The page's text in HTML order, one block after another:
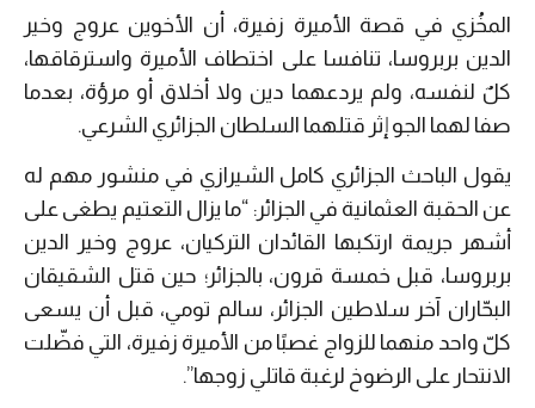
المخُزي في قصة الأميرة زفيرة، أن الأخوين عروج وخير
الدين بربروسا، تنافسا على اختطاف الأميرة واسترقاقها،
كلٌ لنفسه، ولم يردعهما دين ولا أخلاق أو مرؤة، بعدما
صفا لهما الجو إثر قتلهما السلطان الجزائري الشرعي.
يقول الباحث الجزائري كامل الشيرازي في منشور مهم له
عن الحقبة العثمانية في الجزائر: “ما يزال التعتيم يطغى على
أشهر جريمة ارتكبها القائدان التركيان، عروج وخير الدين
بربروسا، قبل خمسة قرون، بالجزائر؛ حين قتل الشقيقان
البحّاران آخر سلاطين الجزائر، سالم تومي، قبل أن يسعى
كلّ واحد منهما للزواج غصبًا من الأميرة زفيرة، التي فضّلت
الانتحار على الرضوخ لرغبة قاتلي زوجها”.